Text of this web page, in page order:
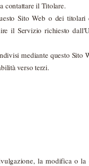
contattare il Titolare.
Sito Web o dei titolari
il Servizio richiesto
mediante questo Sito
verso terzi.
la modifica o la